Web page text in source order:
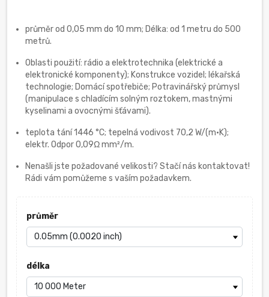
průměr od 0,05 mm do 10 mm; Délka: od 1 metru do 500
metrů.
Oblasti použití: rádio a elektrotechnika (elektrické a
elektronické komponenty); Konstrukce vozidel; lékařská
technologie; Domácí spotřebiče; Potravinářský průmysl
(manipulace s chladícím solným roztokem, mastnými
kyselinami a ovocnými šťávami).
teplota tání 1446 °C; tepelná vodivost 70,2 W/(m·K);
elektr. Odpor 0,09Ω mm²/m.
Nenašli jste požadované velikosti? Stačí nás kontaktovat!
Rádi vám pomůžeme s vaším požadavkem.
průměr
délka